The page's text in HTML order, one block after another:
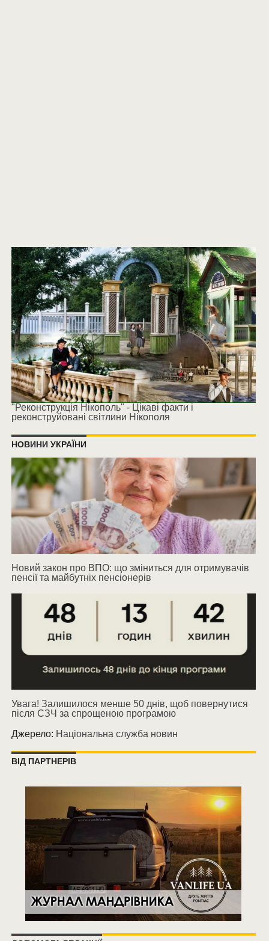
"Реконструкція Нікополь" - Цікаві факти і
реконструйовані світлини Нікополя
НОВИНИ УКРАЇНИ
Новий закон про ВПО: що зміниться для отримувачів
пенсії та майбутніх пенсіонерів
Увага! Залишилося менше 50 днів, щоб повернутися
після СЗЧ за спрощеною програмою
Джерело: Національна служба новин
ВІД ПАРТНЕРІВ